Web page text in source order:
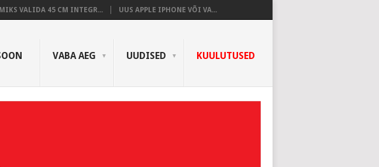
MIKS VALIDA 45 CM INTEGR... UUS APPLE IPHONE VÕI VA...
VABA AEG UUDISED KUULUTUSED